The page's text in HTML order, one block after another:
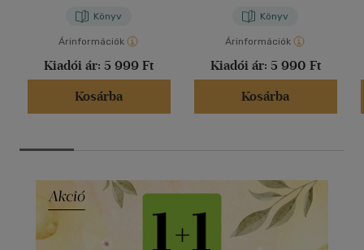
Könyv
Árinformációk
Kiadói ár: 5 999 Ft
Kosárba
Könyv
Árinformációk
Kiadói ár: 5 990 Ft
Kosárba